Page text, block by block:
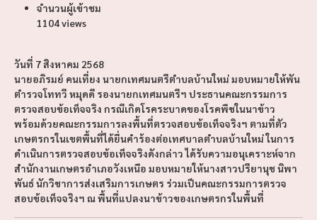
จำนวนผู้เข้าชม
1104 views
วันที่ 7 สิงหาคม 2568
นายอภิรมย์ คนเที่ยง นายกเทศมนตรีตำบลบ้านใหม่ มอบหมายให้พัน
ตำรวจโททวี หมุดดี รองนายกเทศมนตรีฯ ประธานคณะกรรมการ
ตรวจสอบข้อเท็จจริง กรณีเกิดโรคระบาดของโรคพืชในนาข้าว
พร้อมด้วยคณะกรรมการลงพื้นที่ตรวจสอบข้อเท็จจริงฯ ตามที่ตัว
เกษตรกรในเขตพื้นที่ได้ยื่นคำร้องต่อเทศบาลตำบลบ้านใหม่ ในการ
ดำเนินการตรวจสอบข้อเท็จจริงดังกล่าว ได้รับความอนุเคราะห์จาก
สำนักงานเกษตรอำเภอวังเหนือ มอบหมายให้นางสาวปรียานุช นิพา
พันธ์ นักวิชาการส่งเสริมการเกษตร ร่วมเป็นคณะกรรมการตรวจ
สอบข้อเท็จจริงฯ ณ พื้นที่แปลงนาข้าวของเกษตรกรในพื้นที่